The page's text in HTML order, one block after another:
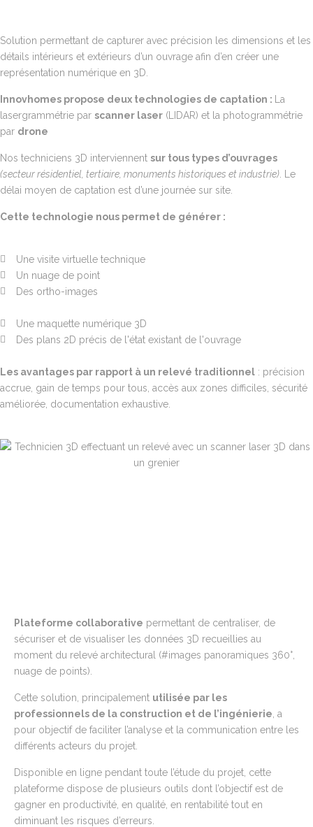
Solution permettant de capturer avec précision les dimensions et les
détails intérieurs et extérieurs d’un ouvrage afin d’en créer une
représentation numérique en 3D.
Innovhomes propose deux technologies de captation :
La
lasergrammétrie par scanner laser (LIDAR) et la photogrammétrie
par drone
Nos techniciens 3D interviennent sur tous types d’ouvrages
(secteur résidentiel, tertiaire, monuments historiques et industrie) . Le
délai moyen de captation est d’une journée sur site.
Cette technologie nous permet de générer :
Une visite virtuelle technique
Un nuage de point
Des ortho-images
Une maquette numérique 3D
Des plans 2D précis de l'état existant de l'ouvrage
Les avantages par rapport à un relevé traditionnel : précision
accrue, gain de temps pour tous, accès aux zones difficiles, sécurité
améliorée, documentation exhaustive.
Plateforme collaborative permettant de centraliser, de
sécuriser et de visualiser les données 3D recueillies au
moment du relevé architectural (#images panoramiques 360°,
nuage de points)
Cette solution, principalement utilisée par les
professionnels de la construction et de l’ingénierie , a
pour objectif de faciliter l’analyse et la communication entre les
différents acteurs du projet.
Disponible en ligne pendant toute l’étude du projet, cette
plateforme dispose de plusieurs outils dont l’objectif est de
gagner en productivité, en qualité, en rentabilité tout en
diminuant les risques d’erreurs.